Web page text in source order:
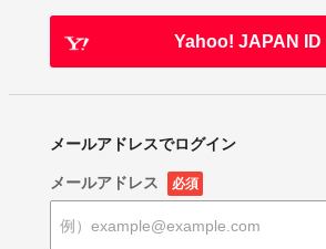
Yahoo! JAPAN ID
メールアドレスでログイン
メールアドレス 必須